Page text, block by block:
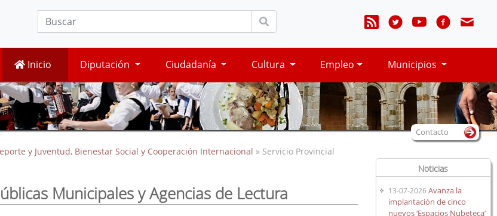
Inicio Diputación Ciudadanía Cultura Empleo Municipios
y Juventud, Bienestar Social y Cooperación Internacional » Servicio Provincial
Municipales y Agencias de Lectura
Contacto
Noticias
13-07-2026 Avanza la
implantación de cinco
nuevos ‘Espacios Nubeteca’